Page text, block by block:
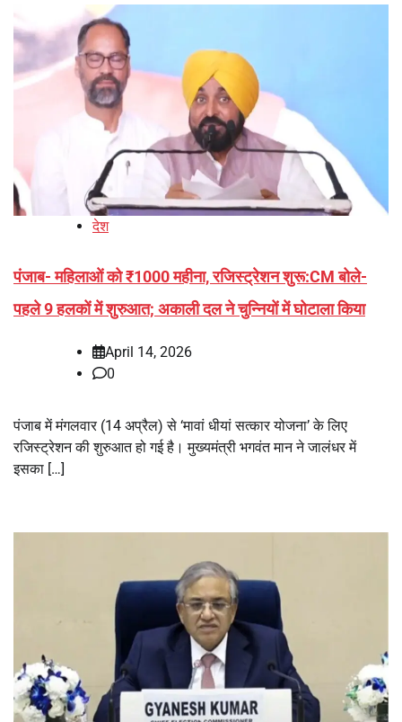
देश
पंजाब- महिलाओं को ₹1000 महीना, रजिस्ट्रेशन शुरू:CM बोले-
पहले 9 हलकों में शुरुआत; अकाली दल ने चुन्नियों में घोटाला किया
April 14, 2026
0
पंजाब में मंगलवार (14 अप्रैल) से ‘मावां धीयां सत्कार योजना’ के लिए
रजिस्ट्रेशन की शुरुआत हो गई है। मुख्यमंत्री भगवंत मान ने जालंधर में
इसका […]